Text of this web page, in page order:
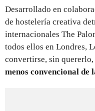
Desarrollado en
de hostelería creativa
internacionales The
todos ellos en Londres,
convertirse, sin quererlo,
menos convencional de